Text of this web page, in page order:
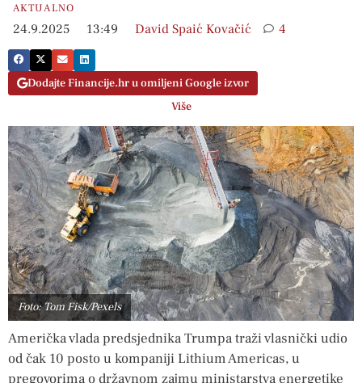
AKTUALNO
24.9.2025 13:49 David Spaić Kovačić 4
Dodajte Financije.hr u omiljeni Google izvor
Više
Foto: Tom Fisk/Pexels
Američka vlada predsjednika Trumpa traži vlasnički udio
od čak 10 posto u kompaniji Lithium Americas, u
pregovorima o državnom zajmu ministarstva energetike